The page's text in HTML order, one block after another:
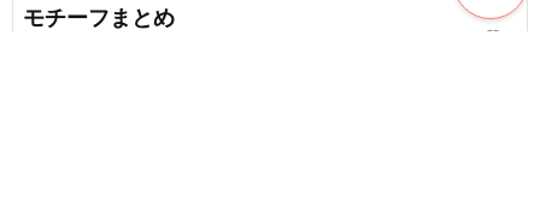
モチーフまとめ
favorite_border